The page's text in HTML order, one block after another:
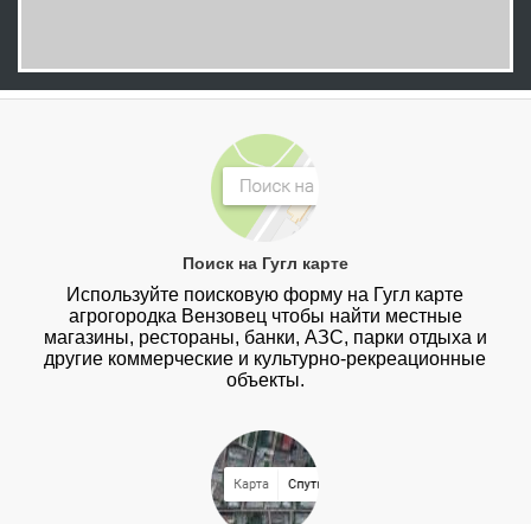
Поиск на Гугл карте
Используйте поисковую форму на Гугл карте
агрогородка Вензовец чтобы найти местные
магазины, рестораны, банки, АЗС, парки отдыха и
другие коммерческие и культурно-рекреационные
объекты.